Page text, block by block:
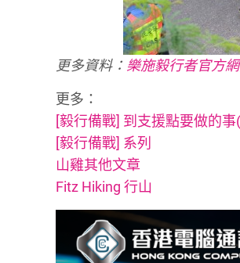
更多資料： 樂施毅行者官方
更多：
[毅行備戰] 到支援點要做的事
[毅行備戰] 系列
山雞其他文章
Fitz Hiking 行山